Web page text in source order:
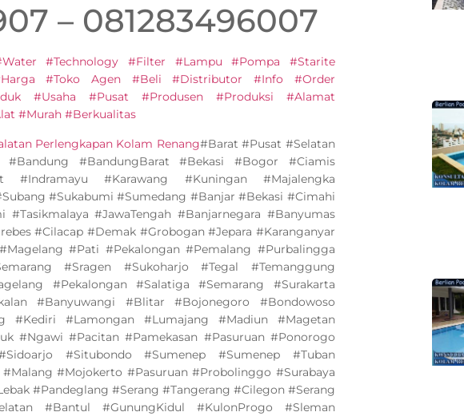
– 081283496007
#Technology #Filter #Lampu #Pompa #Starite
#Toko Agen #Beli #Distributor #Info #Order
#Usaha #Pusat #Produsen #Produksi #Alamat
#Murah #Berkualitas
Perlengkapan Kolam Renang#Barat #Pusat #Selatan
#Bandung #BandungBarat #Bekasi #Bogor #Ciamis
#Indramayu #Karawang #Kuningan #Majalengka
#Sukabumi #Sumedang #Banjar #Bekasi #Cimahi
#Tasikmalaya #JawaTengah #Banjarnegara #Banyumas
#Cilacap #Demak #Grobogan #Jepara #Karanganyar
#Pati #Pekalongan #Pemalang #Purbalingga
#Sragen #Sukoharjo #Tegal #Temanggung
#Pekalongan #Salatiga #Semarang #Surakarta
#Banyuwangi #Blitar #Bojonegoro #Bondowoso
#Kediri #Lamongan #Lumajang #Madiun #Magetan
#Ngawi #Pacitan #Pamekasan #Pasuruan #Ponorogo
#Situbondo #Sumenep #Sumenep #Tuban
#Mojokerto #Pasuruan #Probolinggo #Surabaya
#Pandeglang #Serang #Tangerang #Cilegon #Serang
#Bantul #GunungKidul #KulonProgo #Sleman